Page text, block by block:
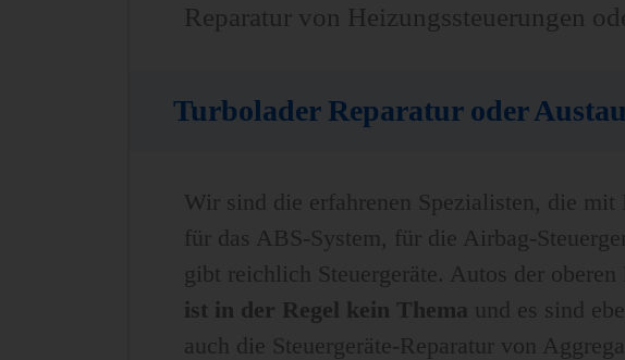
Reparatur von Heizungssteuerungen
Turbolader Reparatur oder
Wir sind die erfahrenen Spezialisten, die mit
für das ABS-System, für die Airbag-
gibt reichlich Steuergeräte. Autos der
ist in der Regel kein Thema und es sind
auch die Steuergeräte-Reparatur von